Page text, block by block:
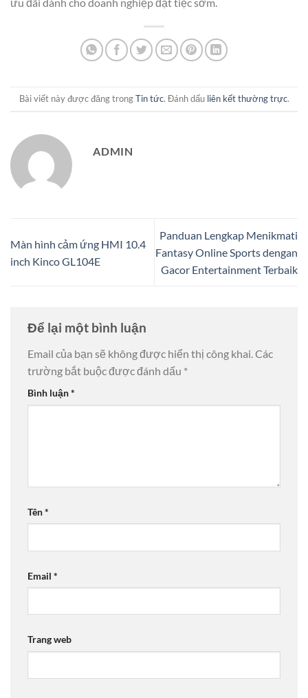
Bài viết này được đăng trongTin tức. Đánh dấu liên kết thường trực.
ADMIN
Màn hình cảm ứng HMI 10.4
inch Kinco GL104E
Panduan Lengkap Menikmati
Fantasy Online Sports dengan
Gacor Entertainment Terbaik
Để lại một bình luận
Email của bạn sẽ không được hiển thị công khai.Các
trường bắt buộc được đánh dấu *
Bình luận*
Tên*
Email *
Trang web